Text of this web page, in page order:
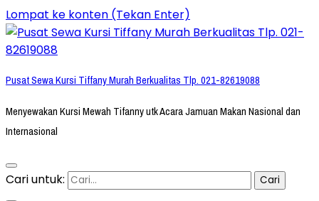
Lompat ke konten (Tekan Enter)
Pusat Sewa Kursi Tiffany Murah Berkualitas Tlp. 021-82619088
Menyewakan Kursi Mewah Tifanny utk Acara Jamuan Makan Nasional dan
Internasional
Cari untuk: